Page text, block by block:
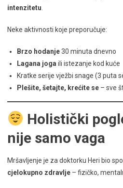
intenzitetu
Neke aktivnosti koje preporučuje:
Brzo hodanje30 minuta dnevno
Lagana joga ili istezanje kod kuće
Kratke serije vježbi snage (3 puta
Plešite, šetajte, krećite se – sve
Holistički
nije samo vaga
Mršavljenje je za doktorku Heri bio
cjelokupno zdravlje – fizičko,